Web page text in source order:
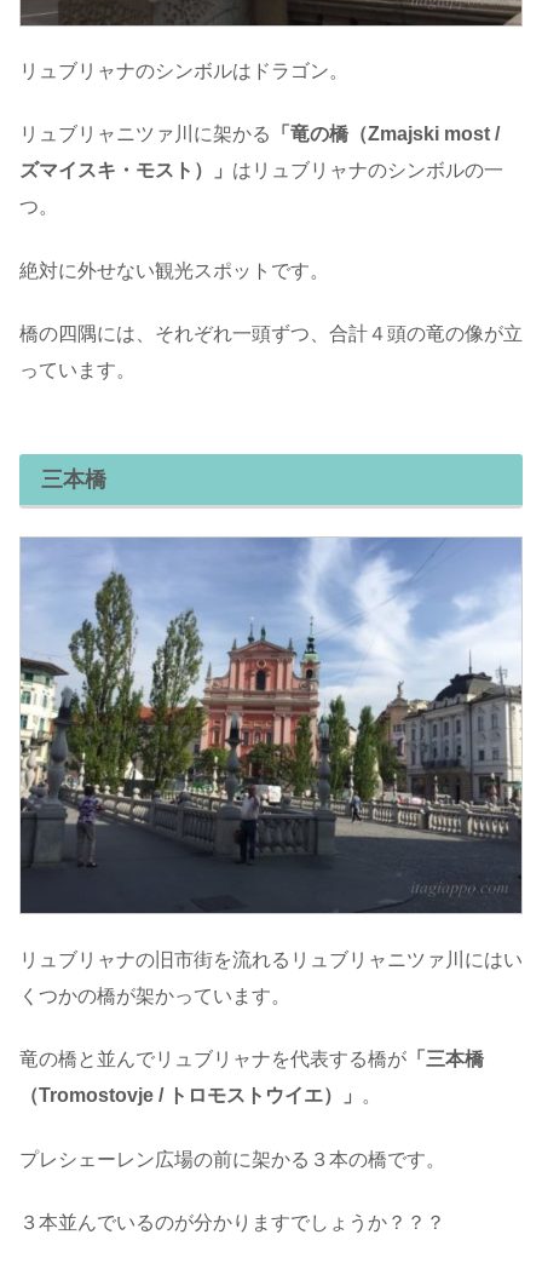
リュブリャナのシンボルはドラゴン。
リュブリャニツァ川に架かる
「竜の橋（Zmajski most /
ズマイスキ・モスト）」 はリュブリャナのシンボルの一
つ。
絶対に外せない観光スポットです。
橋の四隅には、それぞれ一頭ずつ、合計４頭の竜の像が立
っています。
三本橋
リュブリャナの旧市街を流れるリュブリャニツァ川にはい
くつかの橋が架かっています。
竜の橋と並んでリュブリャナを代表する橋が 「三本橋
（Tromostovje / トロモストウイエ）」
。
プレシェーレン広場の前に架かる３本の橋です。
３本並んでいるのが分かりますでしょうか？？？